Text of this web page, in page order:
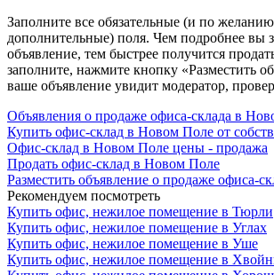
Заполните все обязательные (и по
дополнительные) поля. Чем подробнее вы
объявление, тем быстрее получится
заполните, нажмите кнопку «Разместить
ваше объявление увидит модератор,
Объявления о продаже офиса-склада в
Купить офис-склад в Новом Поле от
Офис-склад в Новом Поле цены - продажа
Продать офис-склад в Новом Поле
Разместить объявление о продаже офиса-
Рекомендуем посмотреть
Купить офис, нежилое помещение в Тюрли
Купить офис, нежилое помещение в Углах
Купить офис, нежилое помещение в Уше
Купить офис, нежилое помещение в